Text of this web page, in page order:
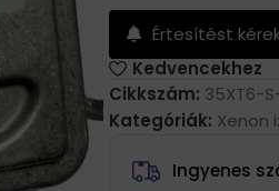
Értesítést
Kedvencekhez
Cikkszám: 35XT6-
Kategóriák: Xenon
Ingyenes